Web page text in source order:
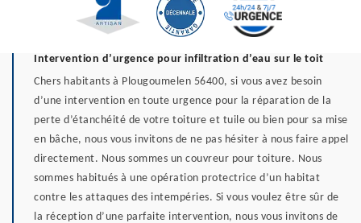
Intervention d’urgence pour infiltration d’eau sur le toit
Chers habitants à Plougoumelen 56400, si vous avez besoin
d’une intervention en toute urgence pour la réparation de la
perte d’étanchéité de votre toiture et tuile ou bien pour sa mise
en bâche, nous vous invitons de ne pas hésiter à nous faire appel
directement. Nous sommes un couvreur pour toiture. Nous
sommes habitués à une opération protectrice d’un habitat
contre les attaques des intempéries. Si vous voulez être sûr de
la réception d’une parfaite intervention, nous vous invitons de